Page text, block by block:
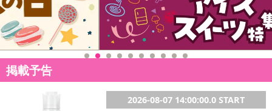
だいた後のご感想をいただくことを目的としており、転売等は固く
禁じます。
転売等、目的以外での利用が確認された場合は、サービス利用を停
止させていただきます。
発送日カレンダー
掲載予告
2026-08-07 14:00:00.0 START